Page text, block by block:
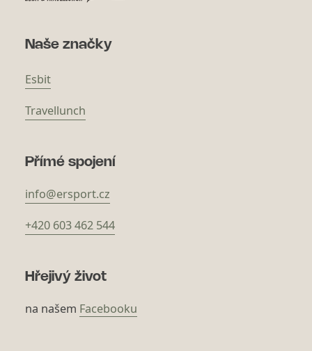
Naše značky
Esbit
Travellunch
Přímé spojení
info@ersport.cz
+420 603 462 544
Hřejivý život
na našem Facebooku